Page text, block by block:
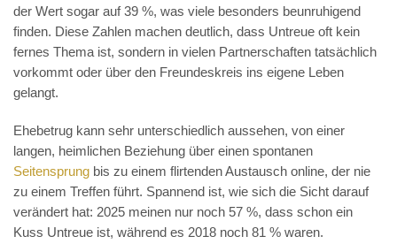
der Wert sogar auf 39 %, was viele besonders beunruhigend
finden. Diese Zahlen machen deutlich, dass Untreue oft kein
fernes Thema ist, sondern in vielen Partnerschaften tatsächlich
vorkommt oder über den Freundeskreis ins eigene Leben
gelangt.
Ehebetrug kann sehr unterschiedlich aussehen, von einer
langen, heimlichen Beziehung über einen spontanen
Seitensprung bis zu einem flirtenden Austausch online, der nie
zu einem Treffen führt. Spannend ist, wie sich die Sicht darauf
verändert hat: 2025 meinen nur noch 57 %, dass schon ein
Kuss Untreue ist, während es 2018 noch 81 % waren.